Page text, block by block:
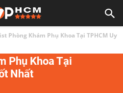
Phòng Khám Phụ Khoa Tại TPHCM Uy
Phụ Khoa Tại
Nhất